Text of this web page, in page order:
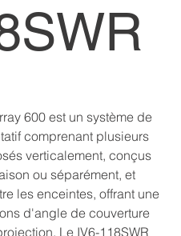
600 est un système de
comprenant plusieurs
verticalement, conçus
ou séparément, et
les enceintes, offrant une
d'angle de couverture
Le IV6-118SWR